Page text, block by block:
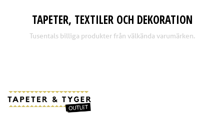
TAPETER, TEXTILER OCH DEKORATION
Tusentals billiga produkter från välkända varumärken.